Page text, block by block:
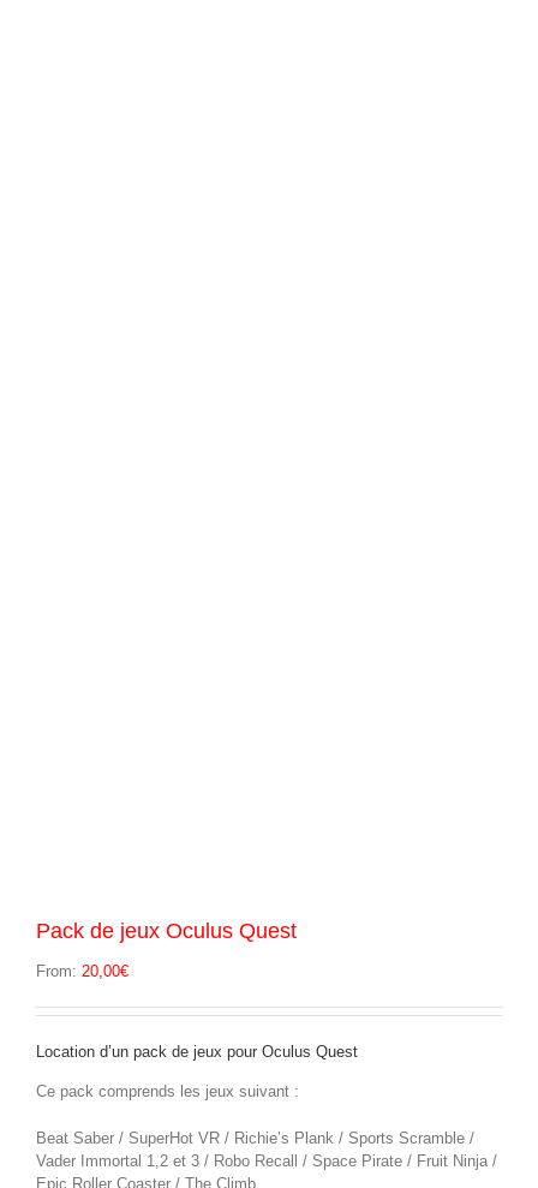
Pack de jeux Oculus Quest
From: 20,00€
Location d’un pack de jeux pour Oculus Quest
Ce pack comprends les jeux suivant :
Beat Saber / SuperHot VR / Richie’s Plank / Sports Scramble /
Vader Immortal 1,2 et 3 / Robo Recall / Space Pirate / Fruit Ninja /
Epic Roller Coaster / The Climb